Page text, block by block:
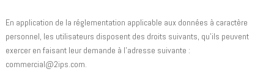
En application de la réglementation applicable aux données à caractère
personnel, les utilisateurs disposent des droits suivants, qu'ils peuvent
exercer en faisant leur demande à l'adresse suivante :
commercial@2ips.com.